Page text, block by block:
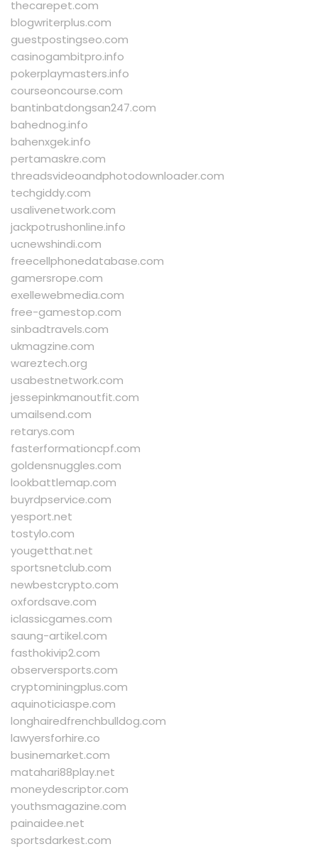
thecarepet.com
blogwriterplus.com
guestpostingseo.com
casinogambitpro.info
pokerplaymasters.info
courseoncourse.com
bantinbatdongsan247.com
bahednog.info
bahenxgek.info
pertamaskre.com
threadsvideoandphotodownloader.com
techgiddy.com
usalivenetwork.com
jackpotrushonline.info
ucnewshindi.com
freecellphonedatabase.com
gamersrope.com
exellewebmedia.com
free-gamestop.com
sinbadtravels.com
ukmagzine.com
wareztech.org
usabestnetwork.com
jessepinkmanoutfit.com
umailsend.com
retarys.com
fasterformationcpf.com
goldensnuggles.com
lookbattlemap.com
buyrdpservice.com
yesport.net
tostylo.com
yougetthat.net
sportsnetclub.com
newbestcrypto.com
oxfordsave.com
iclassicgames.com
saung-artikel.com
fasthokivip2.com
observersports.com
cryptominingplus.com
aquinoticiaspe.com
longhairedfrenchbulldog.com
lawyersforhire.co
businemarket.com
matahari88play.net
moneydescriptor.com
youthsmagazine.com
painaidee.net
sportsdarkest.com